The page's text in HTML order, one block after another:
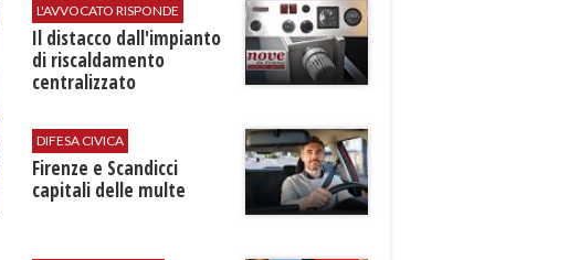
L'AVVOCATO RISPONDE
Il distacco dall'impianto
di riscaldamento
centralizzato
DIFESA CIVICA
Firenze e Scandicci
capitali delle multe